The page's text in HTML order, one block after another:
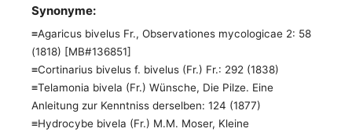
Synonyme:
≡Agaricus bivelus Fr., Observationes mycologicae 2: 58
(1818) [MB#136851]
≡Cortinarius bivelus f. bivelus (Fr.) Fr.: 292 (1838)
≡Telamonia bivela (Fr.) Wünsche, Die Pilze. Eine
Anleitung zur Kenntniss derselben: 124 (1877)
≡Hydrocybe bivela (Fr.) M.M. Moser, Kleine